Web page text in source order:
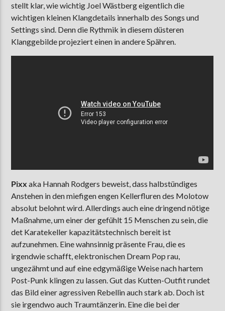
stellt klar, wie wichtig Joel Wästberg eigentlich die
wichtigen kleinen Klangdetails innerhalb des Songs und
Settings sind. Denn die Rythmik in diesem düsteren
Klanggebilde projeziert einen in andere Spähren.
Pixxaka Hannah Rodgers beweist, dass halbstündiges
Anstehen in den miefigen engen Kellerfluren des Molotow
absolut belohnt wird. Allerdings auch eine dringend nötige
Maßnahme, um einer der gefühlt 15 Menschen zu sein, die
det Karatekeller kapazitätstechnisch bereit ist
aufzunehmen. Eine wahnsinnig präsente Frau, die es
irgendwie schafft, elektronischen Dream Pop rau,
ungezähmt und auf eine edgymäßige Weise nach hartem
Post-Punk klingen zu lassen. Gut das Kutten-Outfit rundet
das Bild einer agressiven Rebellin auch stark ab. Doch ist
sie irgendwo auch Traumtänzerin. Eine die bei der